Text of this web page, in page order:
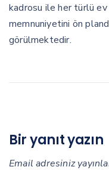
kadrosu ile her türlü
memnuniyetini ön
görülmektedir.
Bir yanıt yazın
Email adresiniz